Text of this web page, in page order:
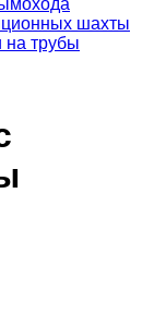
шахты
на трубы